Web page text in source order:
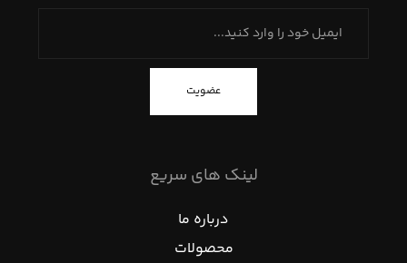
عضویت
لینک های سریع
درباره ما
محصولات